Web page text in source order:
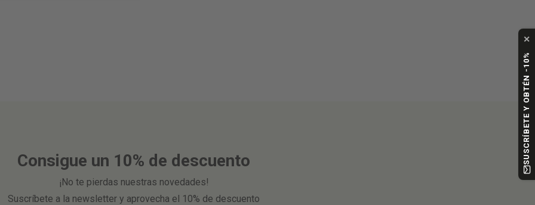
Consigue un 10% de descuento
¡No te pierdas nuestras novedades!
Suscríbete a la newsletter y aprovecha el 10% de descuento
✕
SUSCRÍBETE Y OBTÉN -10%